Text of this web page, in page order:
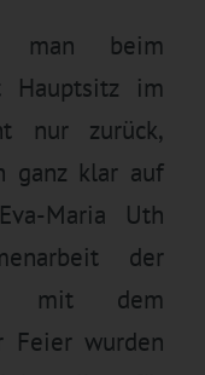
man beim
Hauptsitz im
nur zurück,
ganz klar auf
Maria Uth
der
mit dem
Feier wurden